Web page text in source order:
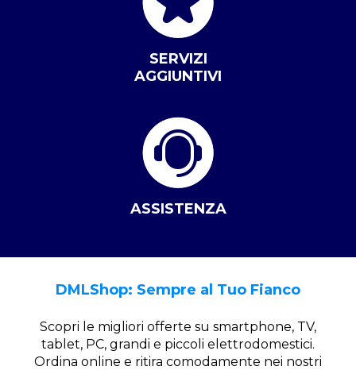
SERVIZI
AGGIUNTIVI
ASSISTENZA
DMLShop: Sempre al Tuo Fianco
Scopri le migliori offerte su smartphone, TV,
tablet, PC, grandi e piccoli elettrodomestici.
Ordina online e ritira comodamente nei nostri